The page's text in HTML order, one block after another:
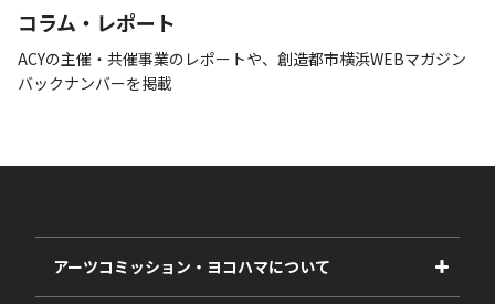
コラム・レポート
ACYの主催・共催事業のレポートや、創造都市横浜WEBマガジン
バックナンバーを掲載
アーツコミッション・ヨコハマについて